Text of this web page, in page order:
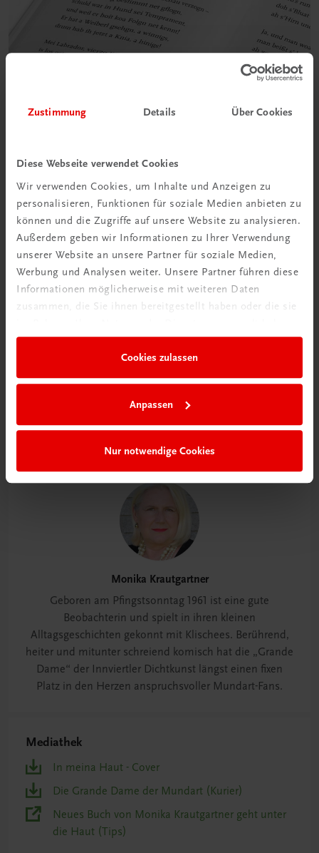
Zustimmung Details Über Cookies
Diese Webseite verwendet Cookies
Wir verwenden Cookies, um Inhalte und Anzeigen zu
personalisieren, Funktionen für soziale Medien anbieten zu
können und die Zugriffe auf unsere Website zu analysieren.
Außerdem geben wir Informationen zu Ihrer Verwendung
unserer Website an unsere Partner für soziale Medien,
Werbung und Analysen weiter. Unsere Partner führen diese
Informationen möglicherweise mit weiteren Daten
zusammen, die Sie ihnen bereitgestellt haben oder die sie
Cookies zulassen
Anpassen
Nur notwendige Cookies
Das Lesen guter Bücher ist für die Seele dasselbe
Monika Krautgartner (Autorin)
Monika Krautgartner
Geboren am Pfingstsonntag 1961 ist eine gute
Beobachterin und spielt in ihren kleinen
Alltagsgeschichten gekonnt mit Klischees. Berührend,
heiter und mitunter schreiend komisch hat die „Grande
Dame“ der Innviertler Dichtkunst längst einen fixen
Platz in den Herzen anspruchsvoller Mundart-Fans.
Mediathek
In meina Haut - Cover
Die Grande Dame der Mundart (Kurier)
Neues Buch von Monika Krautgartner geht unter
die Haut (Tips)